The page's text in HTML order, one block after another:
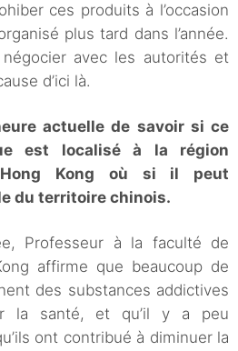
ces produits à l’occasion
plus tard dans l’année.
négocier avec les autorités et
d’ici là.
actuelle de savoir si ce
est localisé à la région
Hong Kong où si il peut
du territoire chinois.
Professeur à la faculté de
affirme que beaucoup de
des substances addictives
la santé, et qu’il y a peu
ont contribué à diminuer la